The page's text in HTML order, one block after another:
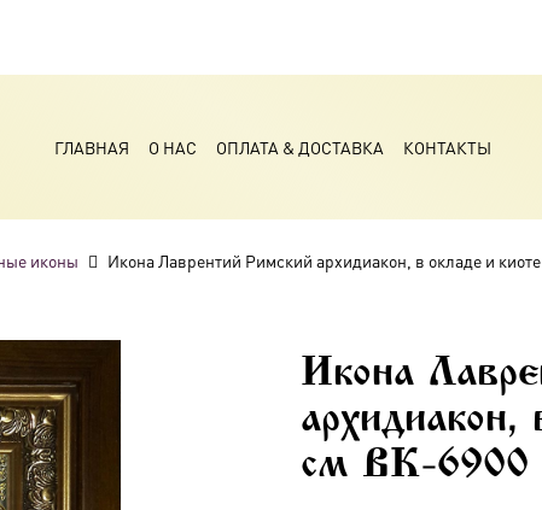
ГЛАВНАЯ О НАС ОПЛАТА & ДОСТАВКА КОНТАКТЫ
иконы Икона Лаврентий Римский архидиакон, в окладе и
Икона
см BK-6900